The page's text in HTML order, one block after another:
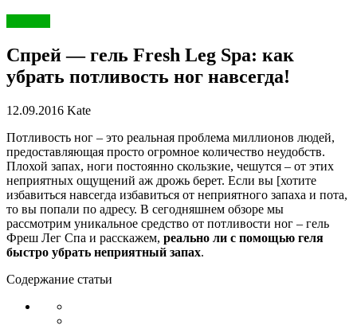
Спрей — гель Fresh Leg Spa: как
убрать потливость ног навсегда!
12.09.2016 Kate
Потливость ног – это реальная проблема миллионов людей,
предоставляющая просто огромное количество неудобств.
Плохой запах, ноги постоянно скользкие, чешутся – от этих
неприятных ощущений аж дрожь берет. Если вы [хотите
избавиться навсегда избавиться от неприятного запаха и пота,
то вы попали по адресу. В сегодняшнем обзоре мы
рассмотрим уникальное средство от потливости ног – гель
Фреш Лег Спа и расскажем, реально ли с помощью геля
быстро убрать неприятный запах.
Содержание статьи